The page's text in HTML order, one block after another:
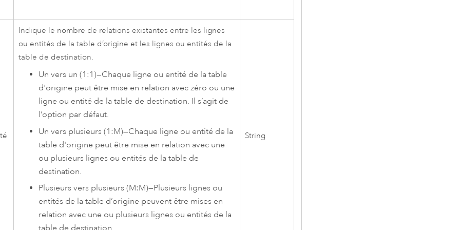
Indique le nombre de relations existantes entre les lignes
ou entités de la table d’origine et les lignes ou entités de la
table de destination.
Un vers un (1:1)—Chaque ligne ou entité de la table
d'origine peut être mise en relation avec zéro ou une
ligne ou entité de la table de destination. Il s’agit de
l’option par défaut.
Un vers plusieurs (1:M)—Chaque ligne ou entité de la
table d'origine peut être mise en relation avec une
ou plusieurs lignes ou entités de la table de
destination.
Plusieurs vers plusieurs (M:M)—Plusieurs lignes ou
entités de la table d’origine peuvent être mises en
relation avec une ou plusieurs lignes ou entités de la
String